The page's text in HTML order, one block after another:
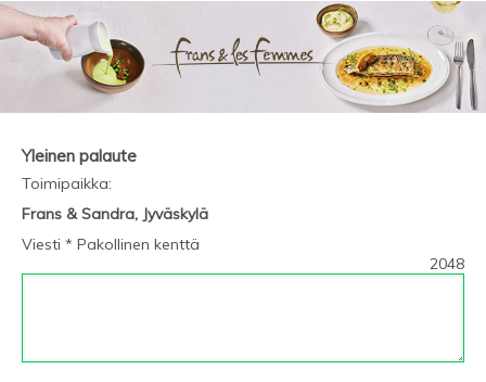
Yleinen palaute
Toimipaikka:
Frans & Sandra, Jyväskylä
Viesti * Pakollinen kenttä
2048